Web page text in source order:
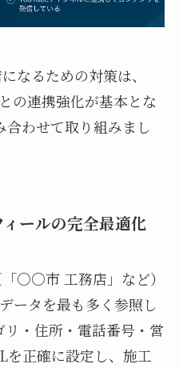
なるための対策は、
の連携強化が基本とな
合わせて取り組みまし
ールの完全最適化
○○市 工務店」など）
ータを最も多く参照し
リ・住所・電話番号・営
を正確に設定し、施工